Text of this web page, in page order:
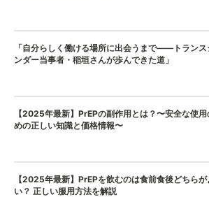
「自分らしく働ける場所に出会うまで——トランス
ンダー当事者・稲垣さんが歩んできた道」
【2025年最新】PrEPの副作用とは？〜安全な使用
めの正しい知識と価格情報〜
【2025年最新】PrEPを飲むのは食前食後どちらが
い？ 正しい服用方法を解説